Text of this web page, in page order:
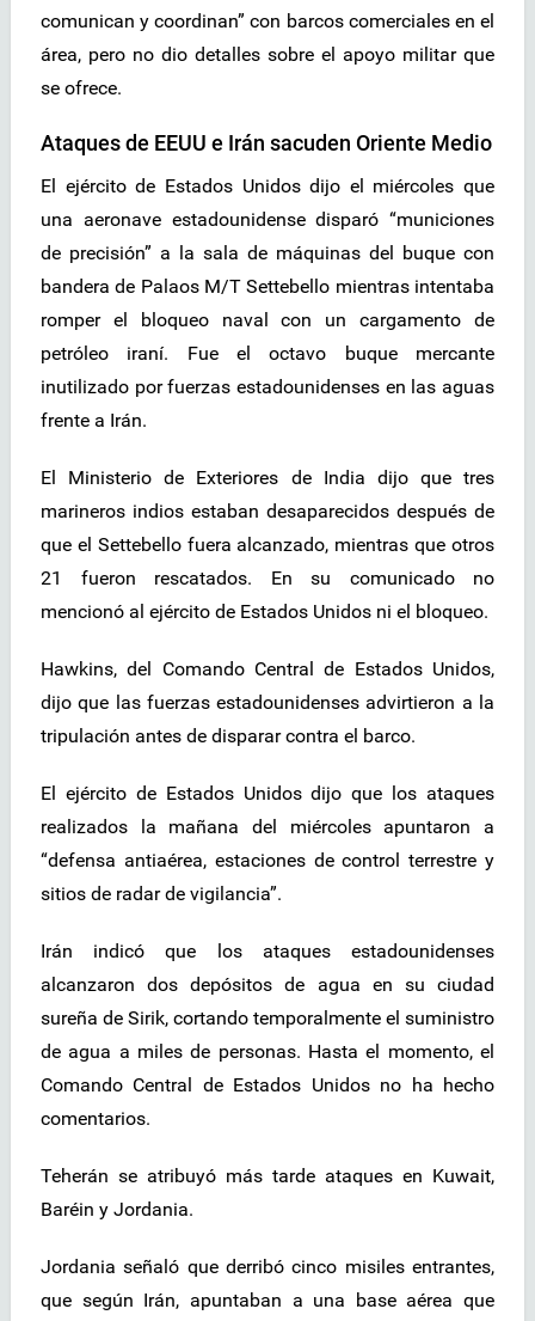
comunican y coordinan” con barcos comerciales en el
área, pero no dio detalles sobre el apoyo militar que
se ofrece.
Ataques de EEUU e Irán sacuden Oriente Medio
El ejército de Estados Unidos dijo el miércoles que
una aeronave estadounidense disparó “municiones
de precisión” a la sala de máquinas del buque con
bandera de Palaos M/T Settebello mientras intentaba
romper el bloqueo naval con un cargamento de
petróleo iraní. Fue el octavo buque mercante
inutilizado por fuerzas estadounidenses en las aguas
frente a Irán.
El Ministerio de Exteriores de India dijo que tres
marineros indios estaban desaparecidos después de
que el Settebello fuera alcanzado, mientras que otros
21 fueron rescatados. En su comunicado no
mencionó al ejército de Estados Unidos ni el bloqueo.
Hawkins, del Comando Central de Estados Unidos,
dijo que las fuerzas estadounidenses advirtieron a la
tripulación antes de disparar contra el barco.
El ejército de Estados Unidos dijo que los ataques
realizados la mañana del miércoles apuntaron a
“defensa antiaérea, estaciones de control terrestre y
sitios de radar de vigilancia”.
Irán indicó que los ataques estadounidenses
alcanzaron dos depósitos de agua en su ciudad
sureña de Sirik, cortando temporalmente el suministro
de agua a miles de personas. Hasta el momento, el
Comando Central de Estados Unidos no ha hecho
comentarios.
Teherán se atribuyó más tarde ataques en Kuwait,
Baréin y Jordania.
Jordania señaló que derribó cinco misiles entrantes,
que según Irán, apuntaban a una base aérea que